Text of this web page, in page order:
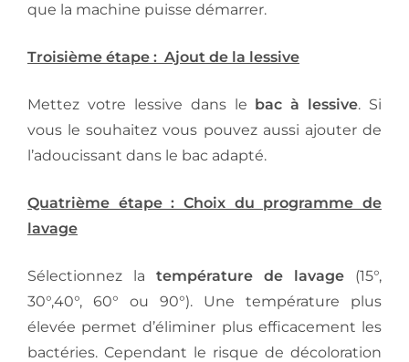
que la machine puisse démarrer.
Troisième étape : Ajout de la lessive
Mettez votre lessive dans le bac à lessive. Si
vous le souhaitez vous pouvez aussi ajouter de
l’adoucissant dans le bac adapté.
Quatrième étape : Choix du programme de
lavage
Sélectionnez la température de lavage (15°,
30°,40°, 60° ou 90°). Une température plus
élevée permet d’éliminer plus efficacement les
bactéries. Cependant le risque de décoloration